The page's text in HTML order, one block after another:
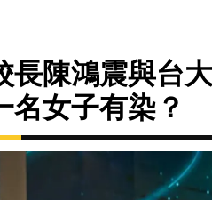
長陳鴻震與台
名女子有染？